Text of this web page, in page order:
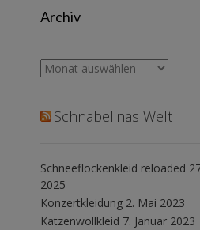
Archiv
Archiv
Schnabelinas Welt
Schneeflockenkleid reloaded
2025
Konzertkleidung 2. Mai 2023
Katzenwollkleid 7. Januar 2023